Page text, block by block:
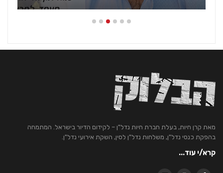
מאת קרן חיות, בעלת חברת חיות נדל"ן – לקידום הדיור בישראל. המתמחה
בהפקת כנסי נדל"ן, משלחות נדל"ן לסין, השקת אירועי נדל"ן.
קרא/י עוד...